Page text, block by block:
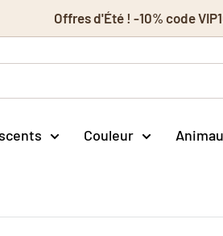
Offres d'Été ! -10% code
Couleur